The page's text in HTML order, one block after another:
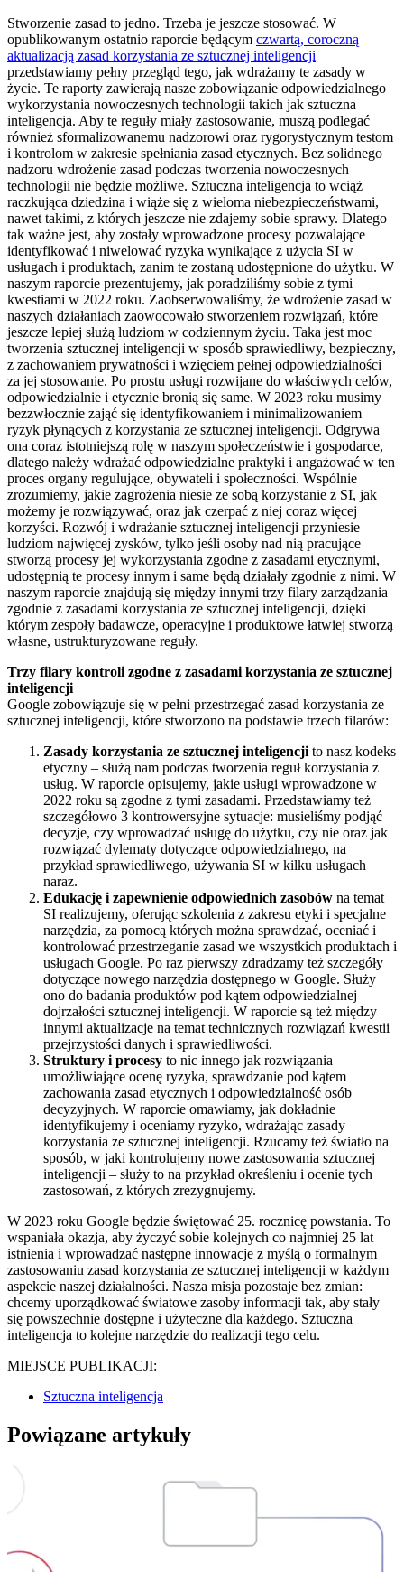
Stworzenie zasad to jedno. Trzeba je jeszcze stosować. W
opublikowanym ostatnio raporcie będącym czwartą, coroczną
aktualizacją zasad korzystania ze sztucznej inteligencji
przedstawiamy pełny przegląd tego, jak wdrażamy te zasady w
życie. Te raporty zawierają nasze zobowiązanie odpowiedzialnego
wykorzystania nowoczesnych technologii takich jak sztuczna
inteligencja. Aby te reguły miały zastosowanie, muszą podlegać
również sformalizowanemu nadzorowi oraz rygorystycznym testom
i kontrolom w zakresie spełniania zasad etycznych. Bez solidnego
nadzoru wdrożenie zasad podczas tworzenia nowoczesnych
technologii nie będzie możliwe. Sztuczna inteligencja to wciąż
raczkująca dziedzina i wiąże się z wieloma niebezpieczeństwami,
nawet takimi, z których jeszcze nie zdajemy sobie sprawy. Dlatego
tak ważne jest, aby zostały wprowadzone procesy pozwalające
identyfikować i niwelować ryzyka wynikające z użycia SI w
usługach i produktach, zanim te zostaną udostępnione do użytku. W
naszym raporcie prezentujemy, jak poradziliśmy sobie z tymi
kwestiami w 2022 roku. Zaobserwowaliśmy, że wdrożenie zasad w
naszych działaniach zaowocowało stworzeniem rozwiązań, które
jeszcze lepiej służą ludziom w codziennym życiu. Taka jest moc
tworzenia sztucznej inteligencji w sposób sprawiedliwy, bezpieczny,
z zachowaniem prywatności i wzięciem pełnej odpowiedzialności
za jej stosowanie. Po prostu usługi rozwijane do właściwych celów,
odpowiedzialnie i etycznie bronią się same. W 2023 roku musimy
bezzwłocznie zająć się identyfikowaniem i minimalizowaniem
ryzyk płynących z korzystania ze sztucznej inteligencji. Odgrywa
ona coraz istotniejszą rolę w naszym społeczeństwie i gospodarce,
dlatego należy wdrażać odpowiedzialne praktyki i angażować w ten
proces organy regulujące, obywateli i społeczności. Wspólnie
zrozumiemy, jakie zagrożenia niesie ze sobą korzystanie z SI, jak
możemy je rozwiązywać, oraz jak czerpać z niej coraz więcej
korzyści. Rozwój i wdrażanie sztucznej inteligencji przyniesie
ludziom najwięcej zysków, tylko jeśli osoby nad nią pracujące
stworzą procesy jej wykorzystania zgodne z zasadami etycznymi,
udostępnią te procesy innym i same będą działały zgodnie z nimi. W
naszym raporcie znajdują się między innymi trzy filary zarządzania
zgodnie z zasadami korzystania ze sztucznej inteligencji, dzięki
którym zespoły badawcze, operacyjne i produktowe łatwiej stworzą
własne, ustrukturyzowane reguły.
Trzy filary kontroli zgodne z zasadami korzystania ze sztucznej
inteligencji
Google zobowiązuje się w pełni przestrzegać zasad korzystania ze
sztucznej inteligencji, które stworzono na podstawie trzech filarów:
Zasady korzystania ze sztucznej inteligencjito nasz kodeks
etyczny – służą nam podczas tworzenia reguł korzystania z
usług. W raporcie opisujemy, jakie usługi wprowadzone w
2022 roku są zgodne z tymi zasadami. Przedstawiamy też
szczegółowo 3 kontrowersyjne sytuacje: musieliśmy podjąć
decyzje, czy wprowadzać usługę do użytku, czy nie oraz jak
rozwiązać dylematy dotyczące odpowiedzialnego, na
przykład sprawiedliwego, używania SI w kilku usługach
naraz.
Edukację i zapewnienie odpowiednich zasobów na temat
SI realizujemy, oferując szkolenia z zakresu etyki i specjalne
narzędzia, za pomocą których można sprawdzać, oceniać i
kontrolować przestrzeganie zasad we wszystkich produktach i
usługach Google. Po raz pierwszy zdradzamy też szczegóły
dotyczące nowego narzędzia dostępnego w Google. Służy
ono do badania produktów pod kątem odpowiedzialnej
dojrzałości sztucznej inteligencji. W raporcie są też między
innymi aktualizacje na temat technicznych rozwiązań kwestii
przejrzystości danych i sprawiedliwości.
Struktury i procesy to nic innego jak rozwiązania
umożliwiające ocenę ryzyka, sprawdzanie pod kątem
zachowania zasad etycznych i odpowiedzialność osób
decyzyjnych. W raporcie omawiamy, jak dokładnie
identyfikujemy i oceniamy ryzyko, wdrażając zasady
korzystania ze sztucznej inteligencji. Rzucamy też światło na
sposób, w jaki kontrolujemy nowe zastosowania sztucznej
inteligencji – służy to na przykład określeniu i ocenie tych
zastosowań, z których zrezygnujemy.
W 2023 roku Google będzie świętować 25. rocznicę powstania. To
wspaniała okazja, aby życzyć sobie kolejnych co najmniej 25 lat
istnienia i wprowadzać następne innowacje z myślą o formalnym
zastosowaniu zasad korzystania ze sztucznej inteligencji w każdym
aspekcie naszej działalności. Nasza misja pozostaje bez zmian:
chcemy uporządkować światowe zasoby informacji tak, aby stały
się powszechnie dostępne i użyteczne dla każdego. Sztuczna
inteligencja to kolejne narzędzie do realizacji tego celu.
MIEJSCE PUBLIKACJI:
Sztuczna inteligencja
Powiązane artykuły